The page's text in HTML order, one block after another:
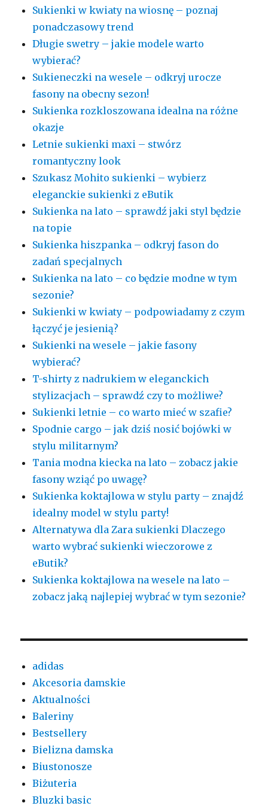
Sukienki w kwiaty na wiosnę – poznaj
ponadczasowy trend
Długie swetry – jakie modele warto
wybierać?
Sukieneczki na wesele – odkryj urocze
fasony na obecny sezon!
Sukienka rozkloszowana idealna na różne
okazje
Letnie sukienki maxi – stwórz
romantyczny look
Szukasz Mohito sukienki – wybierz
eleganckie sukienki z eButik
Sukienka na lato – sprawdź jaki styl będzie
na topie
Sukienka hiszpanka – odkryj fason do
zadań specjalnych
Sukienka na lato – co będzie modne w tym
sezonie?
Sukienki w kwiaty – podpowiadamy z czym
łączyć je jesienią?
Sukienki na wesele – jakie fasony
wybierać?
T-shirty z nadrukiem w eleganckich
stylizacjach – sprawdź czy to możliwe?
Sukienki letnie – co warto mieć w szafie?
Spodnie cargo – jak dziś nosić bojówki w
stylu militarnym?
Tania modna kiecka na lato – zobacz jakie
fasony wziąć po uwagę?
Sukienka koktajlowa w stylu party – znajdź
idealny model w stylu party!
Alternatywa dla Zara sukienki Dlaczego
warto wybrać sukienki wieczorowe z
eButik?
Sukienka koktajlowa na wesele na lato –
zobacz jaką najlepiej wybrać w tym sezonie?
adidas
Akcesoria damskie
Aktualności
Baleriny
Bestsellery
Bielizna damska
Biustonosze
Biżuteria
Bluzki basic